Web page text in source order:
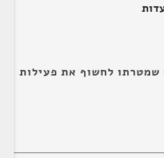
שמטרתו לחשוף את פעילות